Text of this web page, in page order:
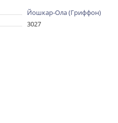
Йошкар-Ола (Гриффон)
3027